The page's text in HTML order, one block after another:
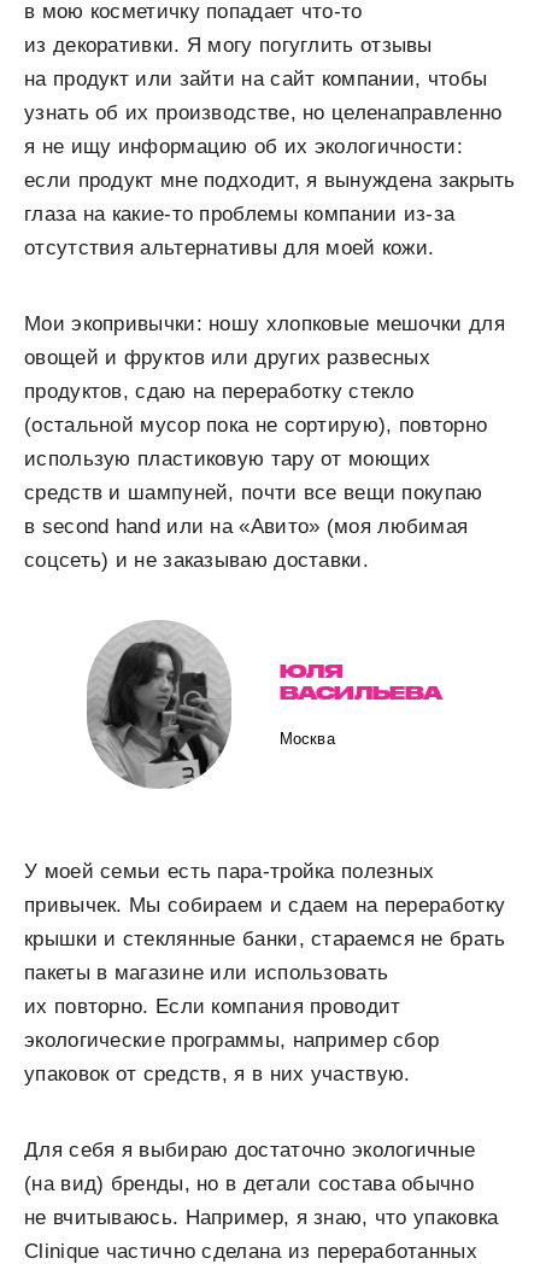
в мою косметичку попадает что-то
из декоративки. Я могу погуглить отзывы
на продукт или зайти на сайт компании, чтобы
узнать об их производстве, но целенаправленно
я не ищу информацию об их экологичности:
если продукт мне подходит, я вынуждена закрыть
глаза на какие-то проблемы компании из-за
отсутствия альтернативы для моей кожи.
Мои экопривычки: ношу хлопковые мешочки для
овощей и фруктов или других развесных
продуктов, сдаю на переработку стекло
(остальной мусор пока не сортирую), повторно
использую пластиковую тару от моющих
средств и шампуней, почти все вещи покупаю
в second hand или на «Авито» (моя любимая
соцсеть) и не заказываю доставки.
ЮЛЯ
ВАСИЛЬЕВА
Москва
У моей семьи есть пара-тройка полезных
привычек. Мы собираем и сдаем на переработку
крышки и стеклянные банки, стараемся не брать
пакеты в магазине или использовать
их повторно. Если компания проводит
экологические программы, например сбор
упаковок от средств, я в них участвую.
Для себя я выбираю достаточно экологичные
(на вид) бренды, но в детали состава обычно
не вчитываюсь. Например, я знаю, что упаковка
Clinique частично сделана из переработанных